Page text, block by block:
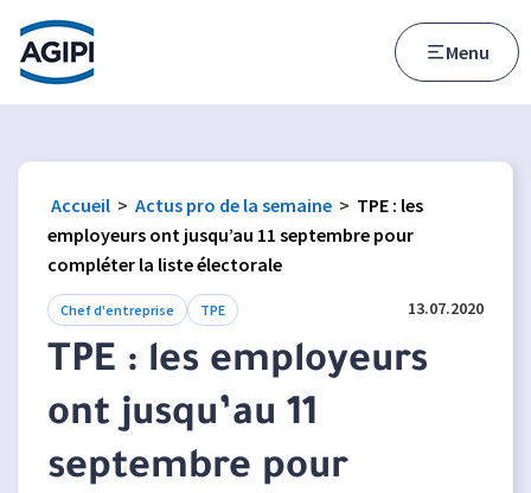
Accès au menu
Accès au contenu principal
Menu
Accueil > Actus pro de la semaine > TPE : les
employeurs ont jusqu’au 11 septembre pour
compléter la liste électorale
Chef d'entreprise TPE 13.07.2020
TPE : les employeurs
ont jusqu’au 11
septembre pour